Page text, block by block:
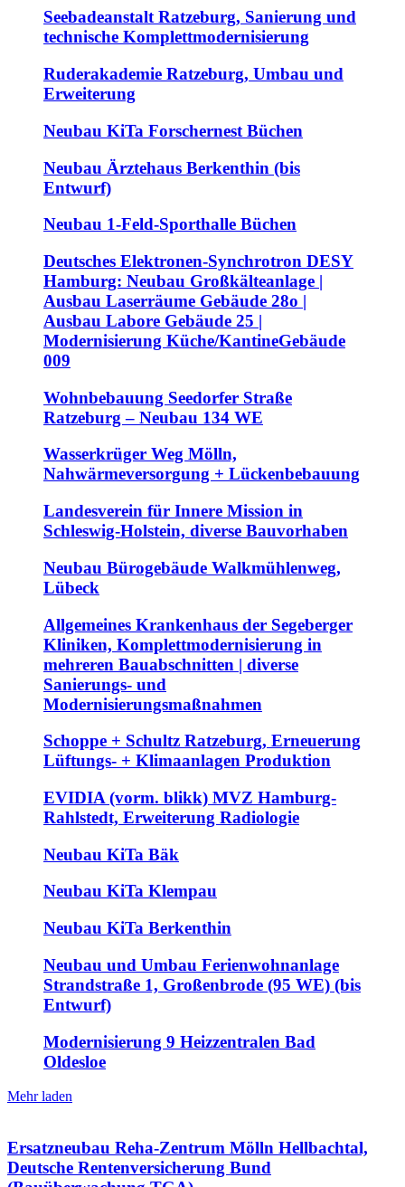
Seebadeanstalt Ratzeburg, Sanierung und
technische Komplettmodernisierung
Ruderakademie Ratzeburg, Umbau und
Erweiterung
Neubau KiTa Forschernest Büchen
Neubau Ärztehaus Berkenthin (bis
Entwurf)
Neubau 1-Feld-Sporthalle Büchen
Deutsches Elektronen-Synchrotron DESY
Hamburg: Neubau Großkälteanlage |
Ausbau Laserräume Gebäude 28o |
Ausbau Labore Gebäude 25 |
Modernisierung Küche/KantineGebäude
009
Wohnbebauung Seedorfer Straße
Ratzeburg – Neubau 134 WE
Wasserkrüger Weg Mölln,
Nahwärmeversorgung + Lückenbebauung
Landesverein für Innere Mission in
Schleswig-Holstein, diverse Bauvorhaben
Neubau Bürogebäude Walkmühlenweg,
Lübeck
Allgemeines Krankenhaus der Segeberger
Kliniken, Komplettmodernisierung in
mehreren Bauabschnitten | diverse
Sanierungs- und
Modernisierungsmaßnahmen
Schoppe + Schultz Ratzeburg, Erneuerung
Lüftungs- + Klimaanlagen Produktion
EVIDIA (vorm. blikk) MVZ Hamburg-
Rahlstedt, Erweiterung Radiologie
Neubau KiTa Bäk
Neubau KiTa Klempau
Neubau KiTa Berkenthin
Neubau und Umbau Ferienwohnanlage
Strandstraße 1, Großenbrode (95 WE) (bis
Entwurf)
Modernisierung 9 Heizzentralen Bad
Oldesloe
Mehr laden
Ersatzneubau Reha-Zentrum Mölln Hellbachtal,
Deutsche Rentenversicherung Bund